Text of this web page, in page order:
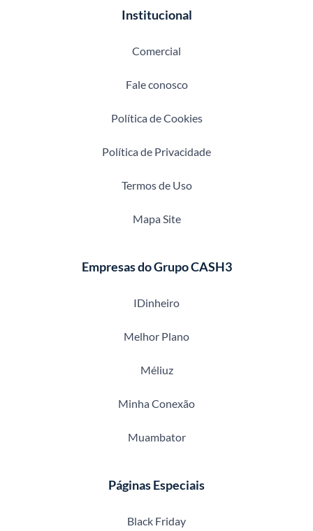
Institucional
Comercial
Fale conosco
Política de Cookies
Política de Privacidade
Termos de Uso
Mapa Site
Empresas do Grupo CASH3
IDinheiro
Melhor Plano
Méliuz
Minha Conexão
Muambator
Páginas Especiais
Black Friday